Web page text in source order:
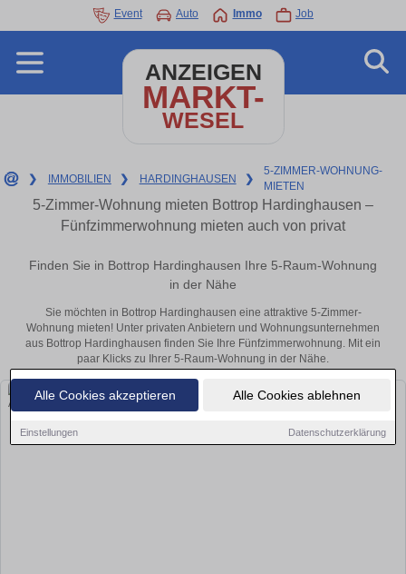
Alle Cookies akzeptieren Alle Cookies ablehnen
Einstellungen Datenschutzerklärung
Event Auto Immo Job
ANZEIGEN
MARKT-
WESEL
❯ IMMOBILIEN ❯ HARDINGHAUSEN ❯
5-ZIMMER-WOHNUNG-
MIETEN
5-Zimmer-Wohnung mieten Bottrop Hardinghausen –
Fünfzimmerwohnung mieten auch von privat
Finden Sie in Bottrop Hardinghausen Ihre 5-Raum-Wohnung
in der Nähe
Sie möchten in Bottrop Hardinghausen eine attraktive 5-Zimmer-
Wohnung mieten! Unter privaten Anbietern und Wohnungsunternehmen
aus Bottrop Hardinghausen finden Sie Ihre Fünfzimmerwohnung. Mit ein
paar Klicks zu Ihrer 5-Raum-Wohnung in der Nähe.